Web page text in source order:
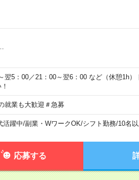
翌5：00／21：00～翌6：00 など（休憩1h）
業も大歓迎＃急募
活躍中/副業・WワークOK/シフト勤務/10名
応募する